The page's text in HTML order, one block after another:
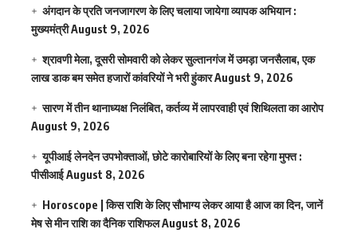
अंगदान के प्रति जनजागरण के लिए चलाया जायेगा व्यापक अभियान :
मुख्यमंत्रीAugust 9, 2026
श्रावणी मेला, दूसरी सोमवारी को लेकर सुल्तानगंज में उमड़ा जनसैलाब, एक
लाख डाक बम समेत हजारों कांवरियों ने भरी हुंकारAugust 9, 2026
सारण में तीन थानाध्यक्ष निलंबित, कर्तव्य में लापरवाही एवं शिथिलता का आरोप
August 9, 2026
यूपीआई लेनदेन उपभोक्ताओं, छोटे कारोबारियों के लिए बना रहेगा मुफ्त :
पीसीआईAugust 8, 2026
Horoscope | किस राशि के लिए सौभाग्य लेकर आया है आज का दिन, जानें
मेष से मीन राशि का दैनिक राशिफलAugust 8, 2026